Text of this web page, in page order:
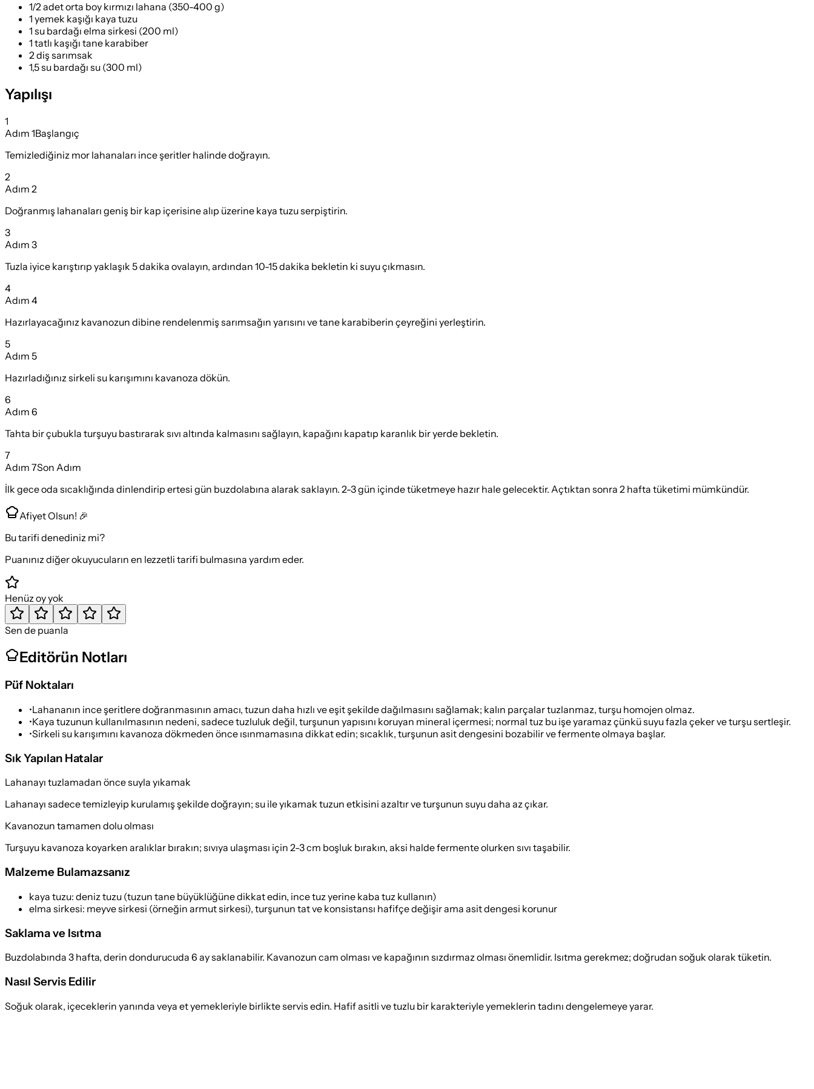
1/2 adet orta boy kırmızı lahana (350-400 g)
1 yemek kaşığı kaya tuzu
1 su bardağı elma sirkesi (200 ml)
1 tatlı kaşığı tane karabiber
2 diş sarımsak
1,5 su bardağı su (300 ml)
Yapılışı
1
Adım 1Başlangıç
Temizlediğiniz mor lahanaları ince şeritler halinde doğrayın.
2
Adım 2
Doğranmış lahanaları geniş bir kap içerisine alıp üzerine kaya tuzu serpiştirin.
3
Adım 3
Tuzla iyice karıştırıp yaklaşık 5 dakika ovalayın, ardından 10-15 dakika bekletin ki suyu çıkmasın.
4
Adım 4
Hazırlayacağınız kavanozun dibine rendelenmiş sarımsağın yarısını ve tane karabiberin çeyreğini yerleştirin.
5
Adım 5
Hazırladığınız sirkeli su karışımını kavanoza dökün.
6
Adım 6
Tahta bir çubukla turşuyu bastırarak sıvı altında kalmasını sağlayın, kapağını kapatıp karanlık bir yerde bekletin.
7
Adım 7Son Adım
İlk gece oda sıcaklığında dinlendirip ertesi gün buzdolabına alarak saklayın. 2-3 gün içinde tüketmeye hazır hale gelecektir. Açtıktan sonra 2 hafta tüketimi mümkündür.
Afiyet Olsun! 🎉
Bu tarifi denediniz mi?
Puanınız diğer okuyucuların en lezzetli tarifi bulmasına yardım eder.
Henüz oy yok
Sen de puanla
Editörün Notları
Püf Noktaları
•Lahananın ince şeritlere doğranmasının amacı, tuzun daha hızlı ve eşit şekilde dağılmasını sağlamak; kalın parçalar tuzlanmaz, turşu homojen olmaz.
•Kaya tuzunun kullanılmasının nedeni, sadece tuzluluk değil, turşunun yapısını koruyan mineral içermesi; normal tuz bu işe yaramaz çünkü suyu fazla çeker ve turşu sertleşir.
•Sirkeli su karışımını kavanoza dökmeden önce ısınmamasına dikkat edin; sıcaklık, turşunun asit dengesini bozabilir ve fermente olmaya başlar.
Sık Yapılan Hatalar
Lahanayı tuzlamadan önce suyla yıkamak
Lahanayı sadece temizleyip kurulamış şekilde doğrayın; su ile yıkamak tuzun etkisini azaltır ve turşunun suyu daha az çıkar.
Kavanozun tamamen dolu olması
Turşuyu kavanoza koyarken aralıklar bırakın; sıvıya ulaşması için 2-3 cm boşluk bırakın, aksi halde fermente olurken sıvı taşabilir.
Malzeme Bulamazsanız
kaya tuzu: deniz tuzu (tuzun tane büyüklüğüne dikkat edin, ince tuz yerine kaba tuz kullanın)
elma sirkesi: meyve sirkesi (örneğin armut sirkesi), turşunun tat ve konsistansı hafifçe değişir ama asit dengesi korunur
Saklama ve Isıtma
Buzdolabında 3 hafta, derin dondurucuda 6 ay saklanabilir. Kavanozun cam olması ve kapağının sızdırmaz olması önemlidir. Isıtma gerekmez; doğrudan soğuk olarak tüketin.
Nasıl Servis Edilir
Soğuk olarak, içeceklerin yanında veya et yemekleriyle birlikte servis edin. Hafif asitli ve tuzlu bir karakteriyle yemeklerin tadını dengelemeye yarar.